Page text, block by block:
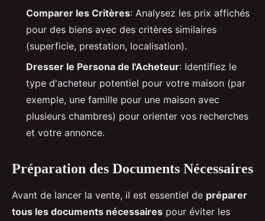
Comparer les Critères: Analysez les prix affichés
pour des biens avec des critères similaires
(superficie, prestation, localisation).
Dresser le Persona de l'Acheteur: Identifiez le
type d'acheteur potentiel pour votre maison (par
exemple, une famille pour une maison avec
plusieurs chambres) pour orienter vos recherches
et votre annonce.
Préparation des Documents Nécessaires
Avant de lancer la vente, il est essentiel de préparer
tous les documents nécessaires pour éviter les